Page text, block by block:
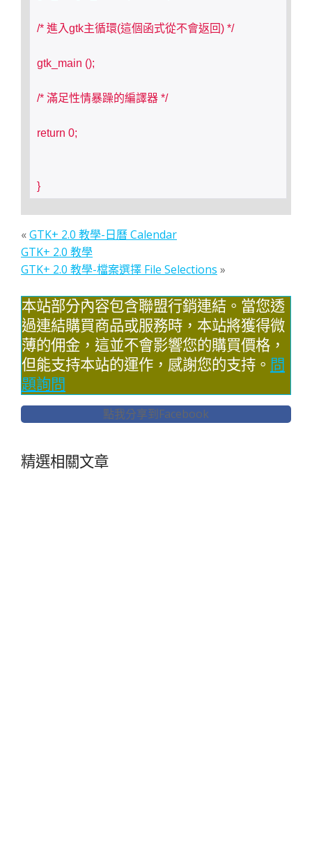
/* 進入gtk主循環(這個函式從不會返回) */
gtk_main ();
/* 滿足性情暴躁的編譯器 */
return 0;
«GTK+ 2.0 教學-日曆 Calendar
GTK+ 2.0 教學
GTK+ 2.0 教學-檔案選擇 File Selections »
本站部分內容包含聯盟行銷連結。當您透
過連結購買商品或服務時，本站將獲得微
薄的佣金，這並不會影響您的購買價格，
但能支持本站的運作，感謝您的支持。 問
題詢問
點我分享到Facebook
精選相關文章